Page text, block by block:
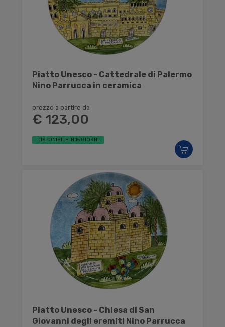
Piatto Unesco - Cattedrale di Palermo
Nino Parrucca in ceramica
prezzo a partire da
€ 123,00
DISPONIBILE IN 15 GIORNI
Piatto Unesco - Chiesa di San
Giovanni degli eremiti Nino Parrucca